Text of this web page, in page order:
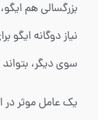
بزرگسالی هم
نیاز دوگانه
سوی دیگر،
یک عامل موثر در